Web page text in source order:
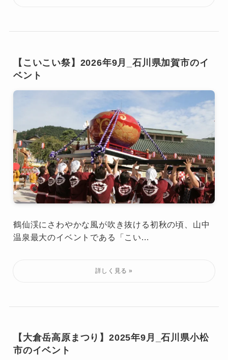
【こいこい祭】2026年9月_石川県加賀市のイ
ベント
鶴仙渓にさわやかな風が吹き抜ける初秋の頃、山中
温泉最大のイベントである「こい...
【大倉岳高原まつり】2025年9月_石川県小松
市のイベント